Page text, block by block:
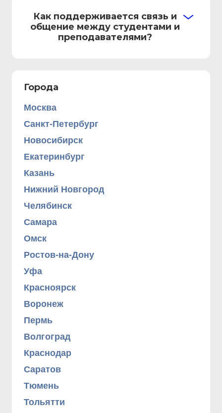
Как поддерживается связь и
общение между студентами и
преподавателями?
Города
Москва
Санкт-Петербург
Новосибирск
Екатеринбург
Казань
Нижний Новгород
Челябинск
Самара
Омск
Ростов-на-Дону
Уфа
Красноярск
Воронеж
Пермь
Волгоград
Краснодар
Саратов
Тюмень
Тольятти